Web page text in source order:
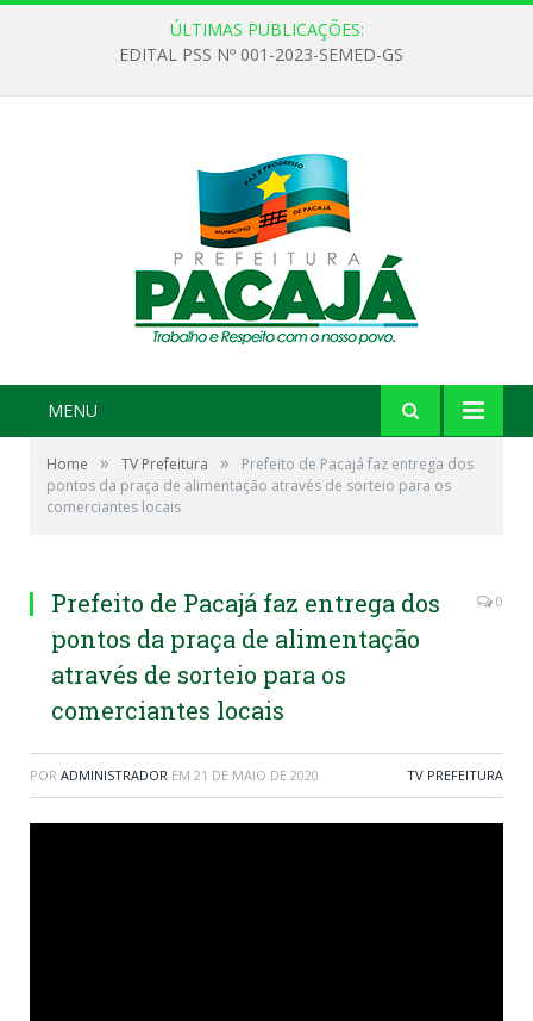
ÚLTIMAS PUBLICAÇÕES:
EDITAL PSS Nº 001-2023-SEMED-GS
MENU
Home » TV Prefeitura »
Prefeito de Pacajá faz entrega dos
pontos da praça de alimentação através de sorteio para os
comerciantes locais
Prefeito de Pacajá faz entrega dos
pontos da praça de alimentação
através de sorteio para os
comerciantes locais
0
POR ADMINISTRADOR EM 21 DE MAIO DE 2020 TV PREFEITURA